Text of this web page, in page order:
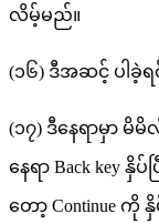
လိမ့်မည်။
(၁၆) ဒီအဆင့် ပါခဲ့ရင်
(၁၇) ဒီနေရာမှာ မိ
နေရာ Back key
တော့ Continue ကို နှိ